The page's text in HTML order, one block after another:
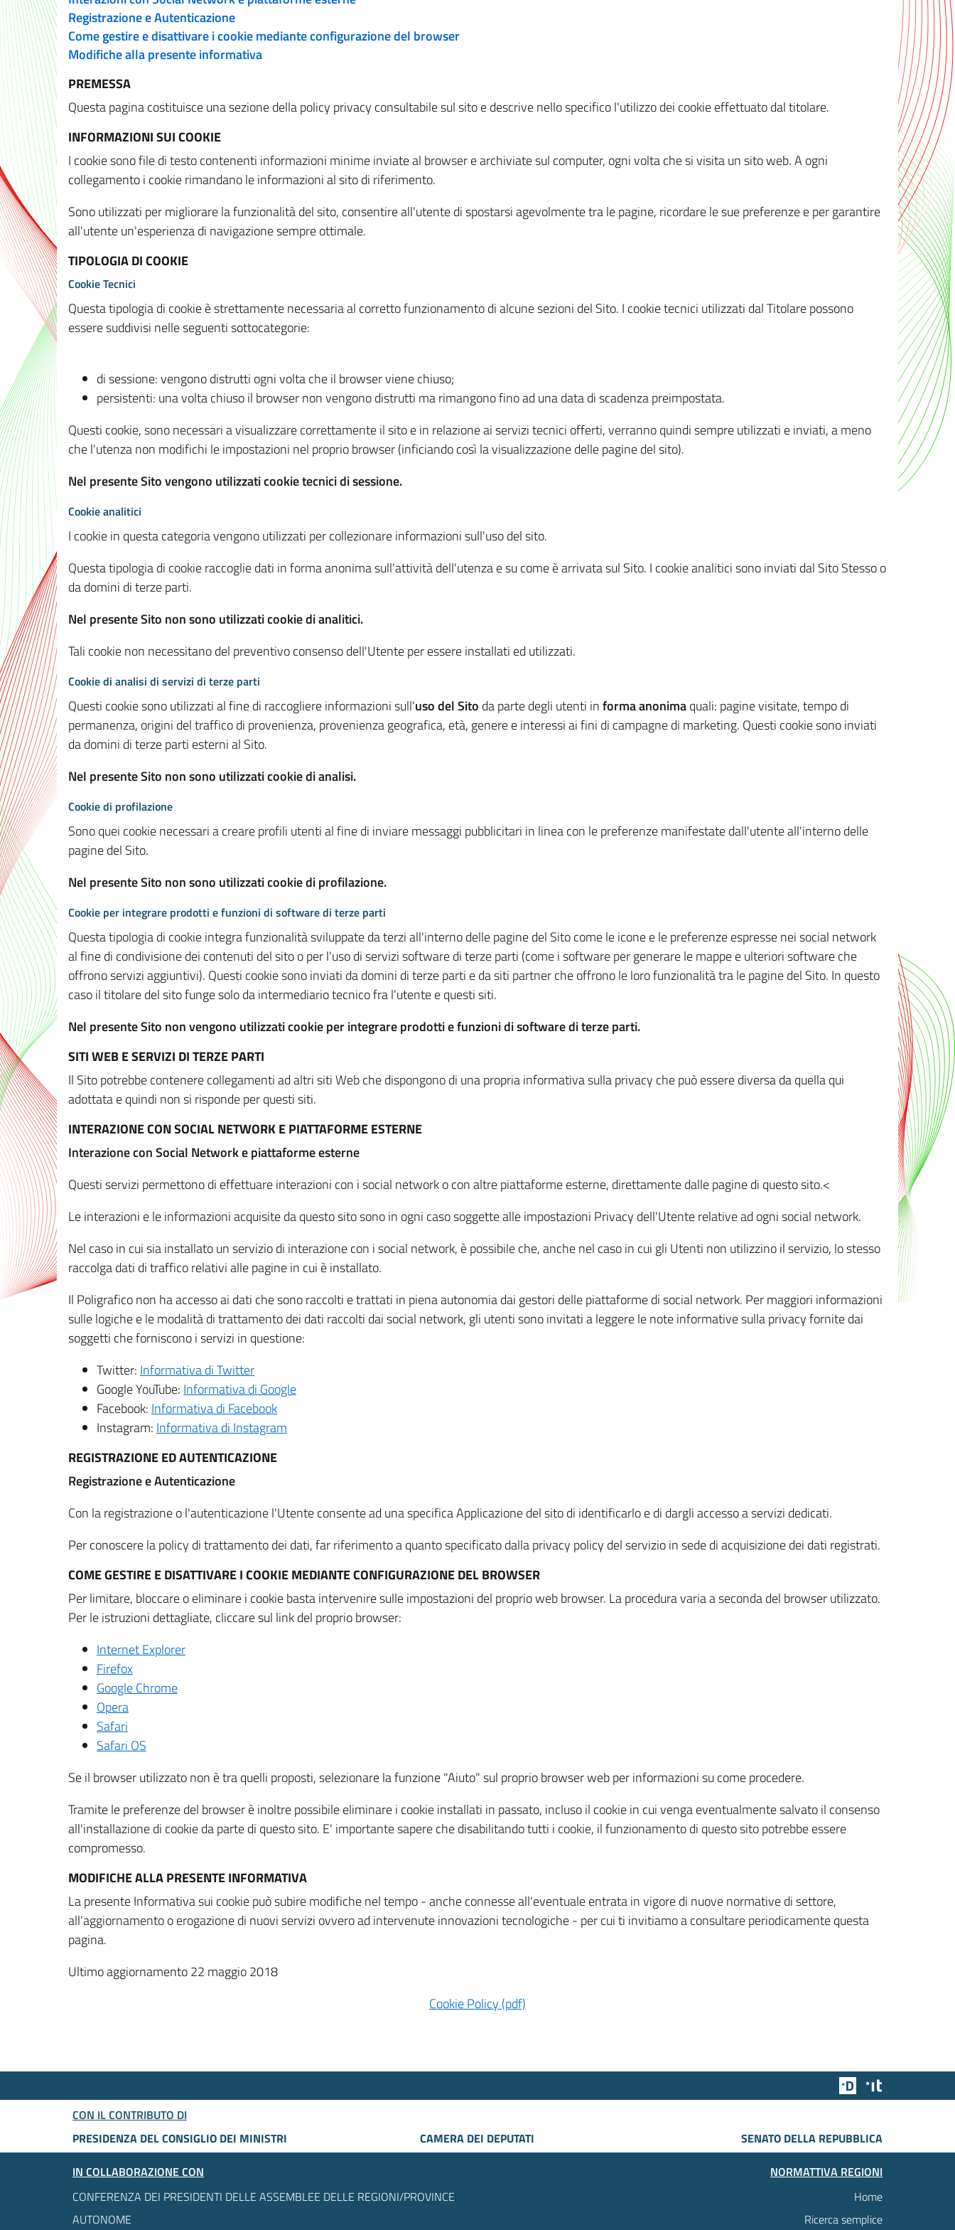
Registrazione e Autenticazione
Come gestire e disattivare i cookie mediante configurazione del browser
Modifiche alla presente informativa
PREMESSA
Questa pagina costituisce una sezione della policy privacy consultabile sul sito e descrive nello specifico l'utilizzo dei cookie effettuato dal titolare.
INFORMAZIONI SUI COOKIE
I cookie sono file di testo contenenti informazioni minime inviate al browser e archiviate sul computer, ogni volta che si visita un sito web. A ogni
collegamento i cookie rimandano le informazioni al sito di riferimento.
Sono utilizzati per migliorare la funzionalità del sito, consentire all'utente di spostarsi agevolmente tra le pagine, ricordare le sue preferenze e per garantire
all'utente un'esperienza di navigazione sempre ottimale.
TIPOLOGIA DI COOKIE
Cookie Tecnici
Questa tipologia di cookie è strettamente necessaria al corretto funzionamento di alcune sezioni del Sito. I cookie tecnici utilizzati dal Titolare possono
essere suddivisi nelle seguenti sottocategorie:
di sessione: vengono distrutti ogni volta che il browser viene chiuso;
persistenti: una volta chiuso il browser non vengono distrutti ma rimangono fino ad una data di scadenza preimpostata.
Questi cookie, sono necessari a visualizzare correttamente il sito e in relazione ai servizi tecnici offerti, verranno quindi sempre utilizzati e inviati, a meno
che l'utenza non modifichi le impostazioni nel proprio browser (inficiando così la visualizzazione delle pagine del sito).
Nel presente Sito vengono utilizzati cookie tecnici di sessione.
Cookie analitici
I cookie in questa categoria vengono utilizzati per collezionare informazioni sull'uso del sito.
Questa tipologia di cookie raccoglie dati in forma anonima sull'attività dell'utenza e su come è arrivata sul Sito. I cookie analitici sono inviati dal Sito Stesso o
da domini di terze parti.
Nel presente Sito non sono utilizzati cookie di analitici.
Tali cookie non necessitano del preventivo consenso dell'Utente per essere installati ed utilizzati.
Cookie di analisi di servizi di terze parti
Questi cookie sono utilizzati al fine di raccogliere informazioni sull'uso del Sito da parte degli utenti informa anonimaquali: pagine visitate, tempo di
permanenza, origini del traffico di provenienza, provenienza geografica, età, genere e interessi ai fini di campagne di marketing. Questi cookie sono inviati
da domini di terze parti esterni al Sito.
Nel presente Sito non sono utilizzati cookie di analisi.
Cookie di profilazione
Sono quei cookie necessari a creare profili utenti al fine di inviare messaggi pubblicitari in linea con le preferenze manifestate dall'utente all'interno delle
pagine del Sito.
Nel presente Sito non sono utilizzati cookie di profilazione.
Cookie per integrare prodotti e funzioni di software di terze parti
Questa tipologia di cookie integra funzionalità sviluppate da terzi all'interno delle pagine del Sito come le icone e le preferenze espresse nei social network
al fine di condivisione dei contenuti del sito o per l'uso di servizi software di terze parti (come i software per generare le mappe e ulteriori software che
offrono servizi aggiuntivi). Questi cookie sono inviati da domini di terze parti e da siti partner che offrono le loro funzionalità tra le pagine del Sito. In questo
caso il titolare del sito funge solo da intermediario tecnico fra l'utente e questi siti.
Nel presente Sito non vengono utilizzati cookie per integrare prodotti e funzioni di software di terze parti.
SITI WEB E SERVIZI DI TERZE PARTI
Il Sito potrebbe contenere collegamenti ad altri siti Web che dispongono di una propria informativa sulla privacy che può essere diversa da quella qui
adottata e quindi non si risponde per questi siti.
INTERAZIONE CON SOCIAL NETWORK E PIATTAFORME ESTERNE
Interazione con Social Network e piattaforme esterne
Questi servizi permettono di effettuare interazioni con i social network o con altre piattaforme esterne, direttamente dalle pagine di questo sito.<
Le interazioni e le informazioni acquisite da questo sito sono in ogni caso soggette alle impostazioni Privacy dell'Utente relative ad ogni social network.
Nel caso in cui sia installato un servizio di interazione con i social network, è possibile che, anche nel caso in cui gli Utenti non utilizzino il servizio, lo stesso
raccolga dati di traffico relativi alle pagine in cui è installato.
Il Poligrafico non ha accesso ai dati che sono raccolti e trattati in piena autonomia dai gestori delle piattaforme di social network. Per maggiori informazioni
sulle logiche e le modalità di trattamento dei dati raccolti dai social network, gli utenti sono invitati a leggere le note informative sulla privacy fornite dai
soggetti che forniscono i servizi in questione:
Twitter: Informativa di Twitter
Google YouTube: Informativa di Google
Facebook: Informativa di Facebook
Instagram: Informativa di Instagram
REGISTRAZIONE ED AUTENTICAZIONE
Registrazione e Autenticazione
Con la registrazione o l'autenticazione l'Utente consente ad una specifica Applicazione del sito di identificarlo e di dargli accesso a servizi dedicati.
Per conoscere la policy di trattamento dei dati, far riferimento a quanto specificato dalla privacy policy del servizio in sede di acquisizione dei dati registrati.
COME GESTIRE E DISATTIVARE I COOKIE MEDIANTE CONFIGURAZIONE DEL BROWSER
Per limitare, bloccare o eliminare i cookie basta intervenire sulle impostazioni del proprio web browser. La procedura varia a seconda del browser utilizzato.
Per le istruzioni dettagliate, cliccare sul link del proprio browser:
Internet Explorer
Firefox
Google Chrome
Opera
Safari
Safari OS
Se il browser utilizzato non è tra quelli proposti, selezionare la funzione "Aiuto" sul proprio browser web per informazioni su come procedere.
Tramite le preferenze del browser è inoltre possibile eliminare i cookie installati in passato, incluso il cookie in cui venga eventualmente salvato il consenso
all'installazione di cookie da parte di questo sito. E' importante sapere che disabilitando tutti i cookie, il funzionamento di questo sito potrebbe essere
compromesso.
MODIFICHE ALLA PRESENTE INFORMATIVA
La presente Informativa sui cookie può subire modifiche nel tempo - anche connesse all'eventuale entrata in vigore di nuove normative di settore,
all'aggiornamento o erogazione di nuovi servizi ovvero ad intervenute innovazioni tecnologiche - per cui ti invitiamo a consultare periodicamente questa
pagina.
Ultimo aggiornamento 22 maggio 2018
Cookie Policy (pdf)
Team Digitale
CON IL CONTRIBUTO DI
PRESIDENZA DEL CONSIGLIO DEI MINISTRI
CAMERA DEI DEPUTATI
SENATO DELLA REPUBBLICA
IN COLLABORAZIONE CON
CONFERENZA DEI PRESIDENTI DELLE ASSEMBLEE DELLE REGIONI/PROVINCE
AUTONOME
NORMATTIVA REGIONI
Home
Ricerca semplice